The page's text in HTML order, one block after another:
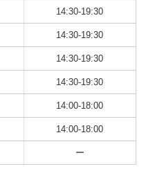
14:30-19:30
14:30-19:30
14:30-19:30
14:30-19:30
14:00-18:00
14:00-18:00
ー